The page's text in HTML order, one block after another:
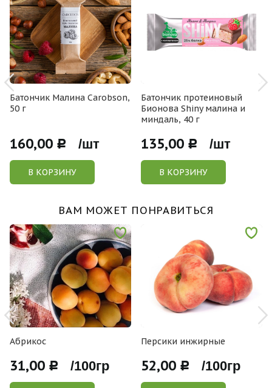
Батончик Малина Carobson,
50 г
160,00 Р /шт
В КОРЗИНУ
Батончик протеиновый
Бионова Shiny малина и
миндаль, 40 г
135,00 Р /шт
В КОРЗИНУ
ВАМ МОЖЕТ ПОНРАВИТЬСЯ
Абрикос
31,00 Р /100гр
Персики инжирные
52,00 Р /100гр